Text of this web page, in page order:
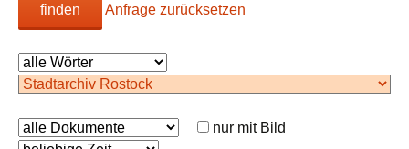
finden Anfrage zurücksetzen
nur mit Bild